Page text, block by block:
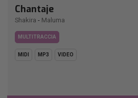
Chantaje
Shakira - Maluma
MULTITRACCIA
MIDI MP3 VIDEO